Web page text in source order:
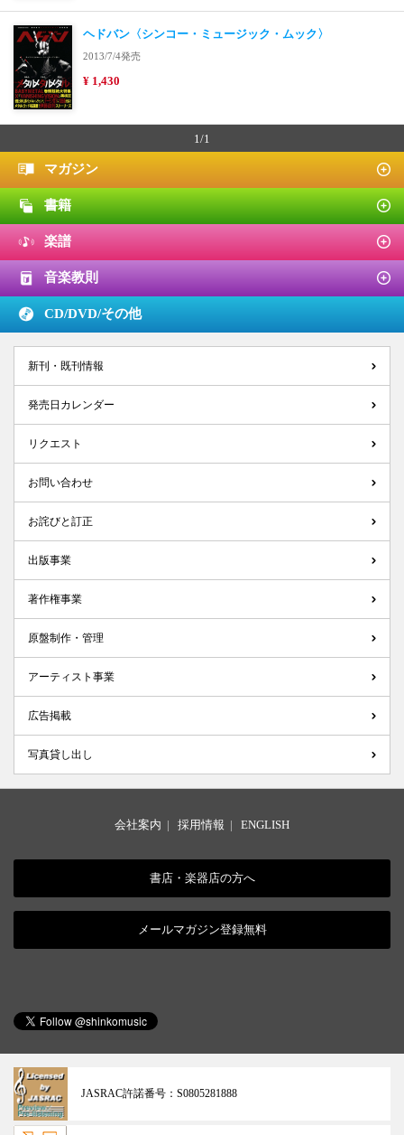
ヘドバン〈シンコー・ミュージック・ムック〉
2013/7/4発売
¥ 1,430
1/1
マガジン
書籍
楽譜
音楽教則
CD/DVD/その他
新刊・既刊情報
発売日カレンダー
リクエスト
お問い合わせ
お詫びと訂正
出版事業
著作権事業
原盤制作・管理
アーティスト事業
広告掲載
写真貸し出し
会社案内 | 採用情報 | ENGLISH
書店・楽器店の方へ
メールマガジン登録無料
JASRAC許諾番号： S0805281888